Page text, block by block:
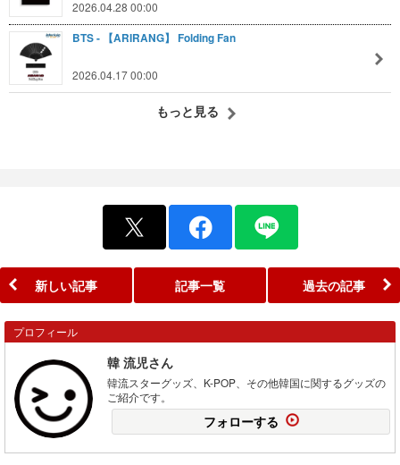
2026.04.28 00:00
BTS - 【ARIRANG】 Folding Fan
2026.04.17 00:00
もっと見る
新しい記事 記事一覧 過去の記事
プロフィール
韓 流児さん
韓流スターグッズ、K-POP、その他韓国に関するグッズの
ご紹介です。
フォローする